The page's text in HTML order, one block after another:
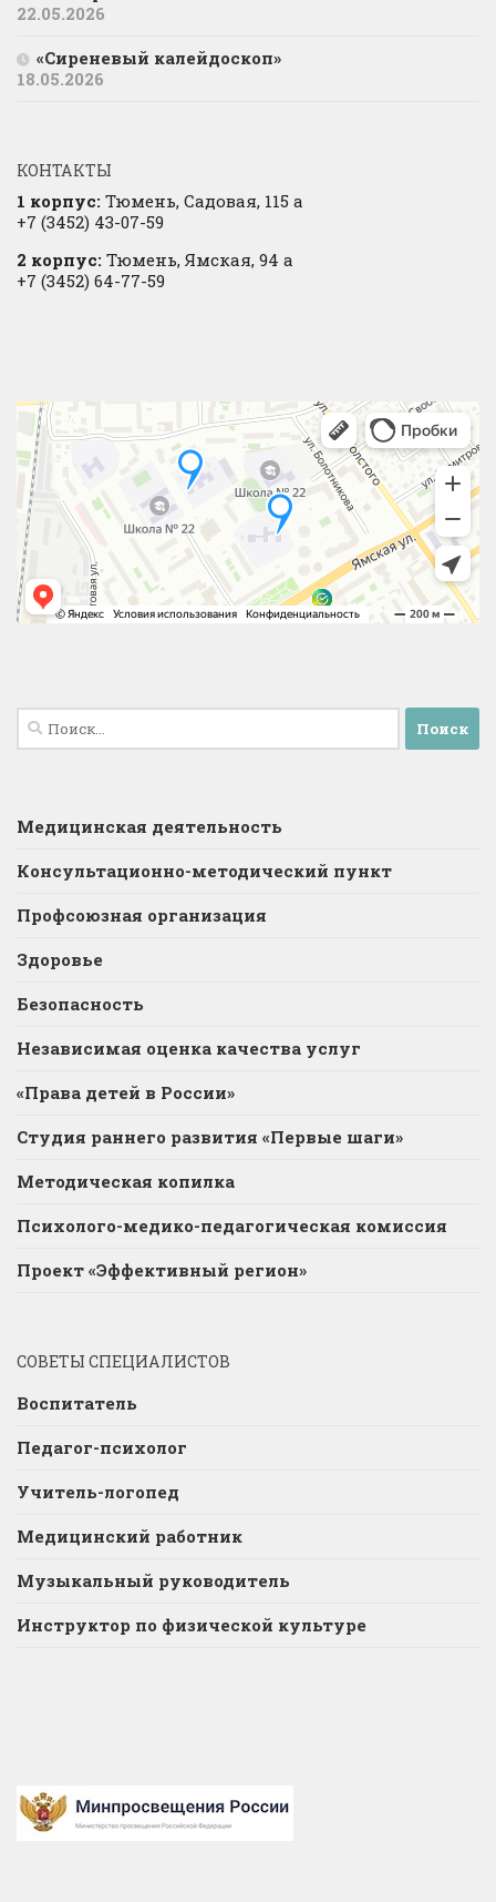
22.05.2026
«Сиреневый калейдоскоп»
18.05.2026
КОНТАКТЫ
1 корпус: Тюмень, Садовая, 115 а
+7 (3452) 43-07-59
2 корпус: Тюмень, Ямская, 94 а
+7 (3452) 64-77-59
Найти:
Медицинская деятельность
Консультационно-методический пункт
Профсоюзная организация
Здоровье
Безопасность
Независимая оценка качества услуг
«Права детей в России»
Студия раннего развития «Первые шаги»
Методическая копилка
Психолого-медико-педагогическая комиссия
Проект «Эффективный регион»
СОВЕТЫ СПЕЦИАЛИСТОВ
Воспитатель
Педагог-психолог
Учитель-логопед
Медицинский работник
Музыкальный руководитель
Инструктор по физической культуре